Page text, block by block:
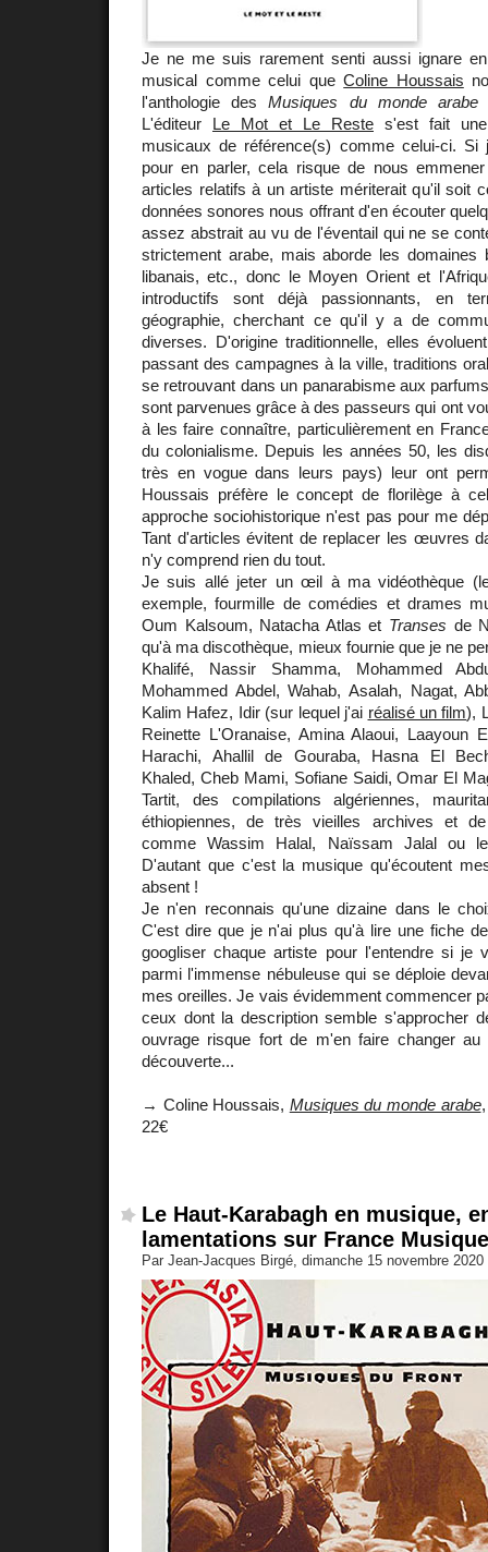
Je ne me suis rarement senti aussi ignare
musical comme celui queColine Houssais
l'anthologie desMusiques du monde arabe
L'éditeur Le Mot et Le Reste s'est fait une
musicaux de référence(s) comme celui-ci. Si
pour en parler, cela risque de nous
articles relatifs à un artiste mériterait qu'il soit
données sonores nous offrant d'en écouter
assez abstrait au vu de l'éventail qui ne se
strictement arabe, mais aborde les domaines
libanais, etc., donc le Moyen Orient et
introductifs sont déjà passionnants, en
géographie, cherchant ce qu'il y a de
diverses. D'origine traditionnelle, elles
passant des campagnes à la ville, traditions
se retrouvant dans un panarabisme aux
sont parvenues grâce à des passeurs qui ont
à les faire connaître, particulièrement en
du colonialisme. Depuis les années 50, les
très en vogue dans leurs pays) leur ont
Houssais préfère le concept de florilège à
approche sociohistorique n'est pas pour me
Tant d'articles évitent de replacer les œuvres
n'y comprend rien du tout.
Je suis allé jeter un œil à ma vidéothèque
exemple, fourmille de comédies et drames
Oum Kalsoum, Natacha Atlas et Transes de
qu'à ma discothèque, mieux fournie que je ne
Khalifé, Nassir Shamma, Mohammed
Mohammed Abdel, Wahab, Asalah, Nagat,
Kalim Hafez, Idir (sur lequel j'ai réalisé un film),
Reinette L'Oranaise, Amina Alaoui, Laayoun
Harachi, Ahallil de Gouraba, Hasna El
Khaled, Cheb Mami, Sofiane Saidi, Omar El
Tartit, des compilations algériennes,
éthiopiennes, de très vieilles archives et
comme Wassim Halal, Naïssam Jalal ou
D'autant que c'est la musique qu'écoutent
absent !
Je n'en reconnais qu'une dizaine dans le
C'est dire que je n'ai plus qu'à lire une fiche
googliser chaque artiste pour l'entendre si je
parmi l'immense nébuleuse qui se déploie
mes oreilles. Je vais évidemment commencer
ceux dont la description semble s'approcher
ouvrage risque fort de m'en faire changer
découverte...
→ Coline Houssais, Musiques du monde arabe
22€
Le Haut-Karabagh en musique,
lamentations sur France Musique
Par Jean-Jacques Birgé, dimanche 15 novembre